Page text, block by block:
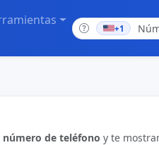
+1
número de teléfono y te